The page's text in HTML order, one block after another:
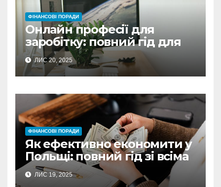
ФІНАНСОВІ ПОРАДИ
Онлайн професії для
заробітку: повний гід для
українців у Польщі
ЛИС 20, 2025
ФІНАНСОВІ ПОРАДИ
Як ефективно економити у
Польщі: повний гід зі всіма
секретами
ЛИС 19, 2025